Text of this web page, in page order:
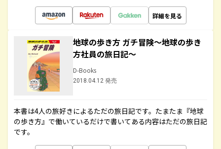
詳細を見る
地球の歩き方 ガチ冒険～地球の歩き
方社員の旅日記～
D-Books
2018.04.12 発売
本書は4人の旅好きによるただの旅日記です。たまたま『地球
の歩き方』で働いているだけで書いてある内容はただの旅日記
です。